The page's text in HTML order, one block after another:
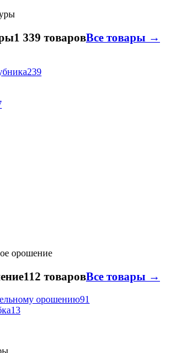
1 339 товаровВсе товары →
239
орошение
112 товаровВсе товары →
орошению91
13